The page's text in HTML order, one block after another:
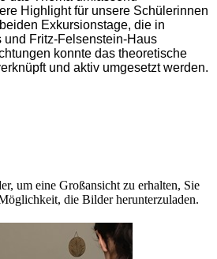
Highlight für unsere Schülerinnen
Exkursionstage, die in
und Fritz-Felsenstein-Haus
konnte das theoretische
und aktiv umgesetzt werden.
um eine Großansicht zu erhalten, Sie
die Bilder herunterzuladen.